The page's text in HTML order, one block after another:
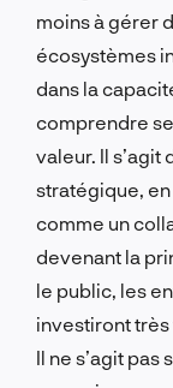
moins à gérer
écosystèmes
dans la
comprendre
valeur. Il s’agit
stratégique,
comme un
devenant la
le public, les
investiront très
Il ne s’agit pas